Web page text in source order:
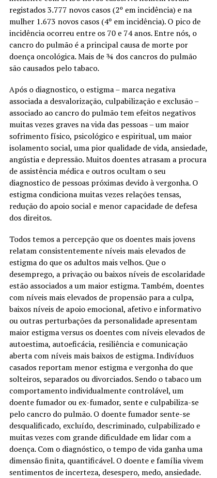
registados 3.777 novos casos (2º em incidência) e na
mulher 1.673 novos casos (4º em incidência). O pico de
incidência ocorreu entre os 70 e 74 anos. Entre nós, o
cancro do pulmão é a principal causa de morte por
doença oncológica. Mais de ¾ dos cancros do pulmão
são causados pelo tabaco.
Após o diagnostico, o estigma – marca negativa
associada a desvalorização, culpabilização e exclusão –
associado ao cancro do pulmão tem efeitos negativos
muitas vezes graves na vida das pessoas – um maior
sofrimento físico, psicológico e espiritual, um maior
isolamento social, uma pior qualidade de vida, ansiedade,
angústia e depressão. Muitos doentes atrasam a procura
de assistência médica e outros ocultam o seu
diagnostico de pessoas próximas devido à vergonha. O
estigma condiciona muitas vezes relações tensas,
redução do apoio social e menor capacidade de defesa
dos direitos.
Todos temos a percepção que os doentes mais jovens
relatam consistentemente níveis mais elevados de
estigma do que os adultos mais velhos. Que o
desemprego, a privação ou baixos níveis de escolaridade
estão associados a um maior estigma. Também, doentes
com níveis mais elevados de propensão para a culpa,
baixos níveis de apoio emocional, afetivo e informativo
ou outras perturbações da personalidade apresentam
maior estigma versus os doentes com níveis elevados de
autoestima, autoeficácia, resiliência e comunicação
aberta com níveis mais baixos de estigma. Indivíduos
casados reportam menor estigma e vergonha do que
solteiros, separados ou divorciados. Sendo o tabaco um
comportamento individualmente controlável, um
doente fumador ou ex-fumador, sente e culpabiliza-se
pelo cancro do pulmão. O doente fumador sente-se
desqualificado, excluído, descriminado, culpabilizado e
muitas vezes com grande dificuldade em lidar com a
doença. Com o diagnóstico, o tempo de vida ganha uma
dimensão finita, quantificável. O doente e família vivem
sentimentos de incerteza, desespero, medo, ansiedade.